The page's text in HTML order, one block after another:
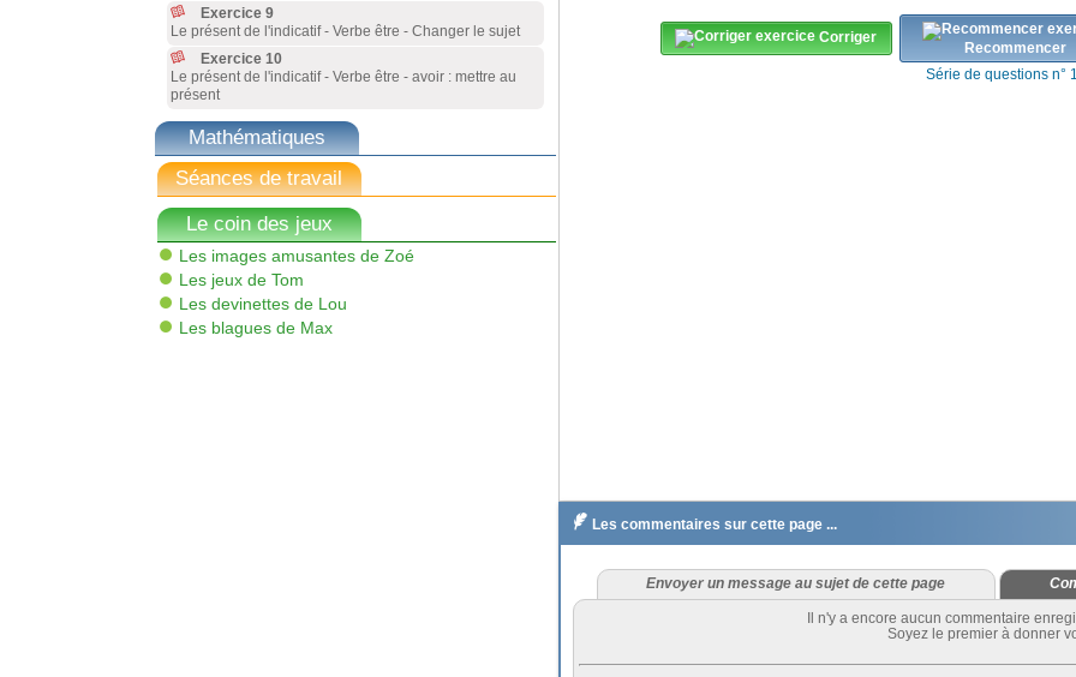
Exercice 9
Le présent de l'indicatif - Verbe être - Changer le sujet
Exercice 10
Le présent de l'indicatif - Verbe être - avoir : mettre au
présent
Mathématiques
Séances de travail
Le coin des jeux
Les images amusantes de Zoé
Les jeux de Tom
Les devinettes de Lou
Les blagues de Max
Corriger
Recommencer
Série de questions n°
 Les commentaires sur cette page ...
Envoyer un message au sujet de cette page
Il n'y a encore aucun commentaire
Soyez le premier à donner